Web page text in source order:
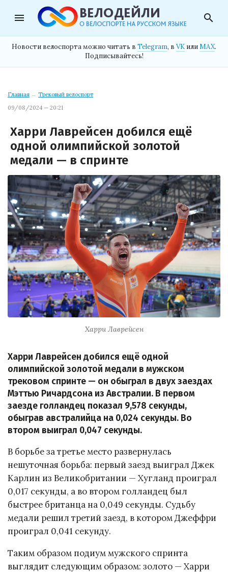
menu search
Новости велоспорта можно читать в Telegram, в VK илиMAX.
Подписывайтесь!
Главная → Трековый велоспорт
09/08/2024 — 20:21
Харри Лаврейсен добился ещё
одной олимпийской золотой
медали — в спринте
Харри Лаврейсен
Харри Лаврейсен добился ещё одной
олимпийской золотой медали в мужском
трековом спринте — он обыграл в двух заездах
Мэттью Ричардсона из Австралии. В первом
заезде голландец показал 9,578 секунды,
обыграв австралийца на 0,024 секунды. Во
втором выиграл 0,047 секунды.
В борьбе за третье место развернулась
нешуточная борьба: первый заезд выиграл Джек
Карлин из Великобритании — Хугланд проиграл
0,017 секунды, а во втором голландец был
быстрее британца на 0,049 секунды. Судьбу
медали решил третий заезд, в котором Джеффри
проиграл 0,041 секунду.
Таким образом подиум мужского спринта
выглядит следующим образом: золото — Харри